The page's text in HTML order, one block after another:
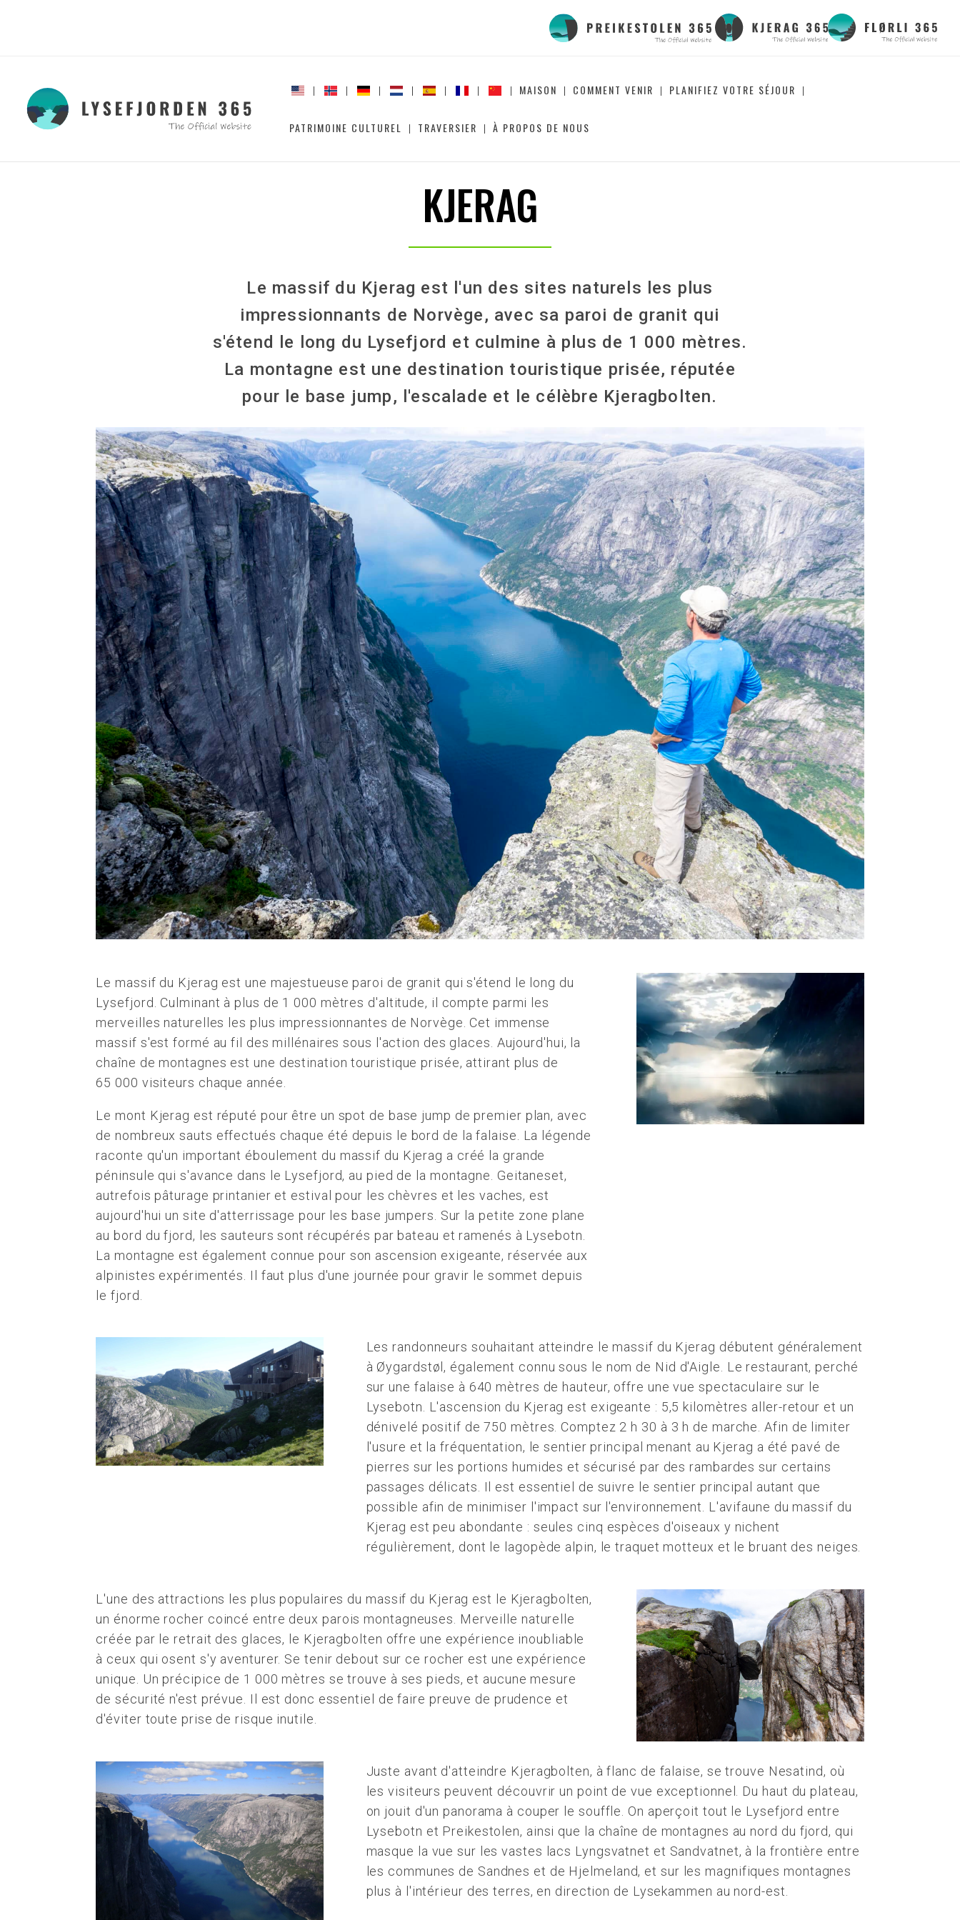
MAISON COMMENT VENIR PLANIFIEZ VOTRE SÉJOUR
PATRIMOINE CULTUREL TRAVERSIER À PROPOS DE NOUS
KJERAG
Le massif du Kjerag est l'un des sites naturels les plus
impressionnants de Norvège, avec sa paroi de granit qui
s'étend le long du Lysefjord et culmine à plus de 1 000 mètres.
La montagne est une destination touristique prisée, réputée
pour le base jump, l'escalade et le célèbre Kjeragbolten.
Le massif du Kjerag est une majestueuse paroi de granit qui s'étend le long du
Lysefjord. Culminant à plus de 1 000 mètres d'altitude, il compte parmi les
merveilles naturelles les plus impressionnantes de Norvège. Cet immense
massif s'est formé au fil des millénaires sous l'action des glaces. Aujourd'hui, la
chaîne de montagnes est une destination touristique prisée, attirant plus de
65 000 visiteurs chaque année.
Le mont Kjerag est réputé pour être un spot de base jump de premier plan, avec
de nombreux sauts effectués chaque été depuis le bord de la falaise. La légende
raconte qu'un important éboulement du massif du Kjerag a créé la grande
péninsule qui s'avance dans le Lysefjord, au pied de la montagne. Geitaneset,
autrefois pâturage printanier et estival pour les chèvres et les vaches, est
aujourd'hui un site d'atterrissage pour les base jumpers. Sur la petite zone plane
au bord du fjord, les sauteurs sont récupérés par bateau et ramenés à Lysebotn.
La montagne est également connue pour son ascension exigeante, réservée aux
alpinistes expérimentés. Il faut plus d'une journée pour gravir le sommet depuis
le fjord.
Les randonneurs souhaitant atteindre le massif du Kjerag débutent généralement
à Øygardstøl, également connu sous le nom de Nid d'Aigle. Le restaurant, perché
sur une falaise à 640 mètres de hauteur, offre une vue spectaculaire sur le
Lysebotn. L'ascension du Kjerag est exigeante : 5,5 kilomètres aller-retour et un
dénivelé positif de 750 mètres. Comptez 2 h 30 à 3 h de marche. Afin de limiter
l'usure et la fréquentation, le sentier principal menant au Kjerag a été pavé de
pierres sur les portions humides et sécurisé par des rambardes sur certains
passages délicats. Il est essentiel de suivre le sentier principal autant que
possible afin de minimiser l'impact sur l'environnement. L'avifaune du massif du
Kjerag est peu abondante : seules cinq espèces d'oiseaux y nichent
régulièrement, dont le lagopède alpin, le traquet motteux et le bruant des neiges.
L'une des attractions les plus populaires du massif du Kjerag est le Kjeragbolten,
un énorme rocher coincé entre deux parois montagneuses. Merveille naturelle
créée par le retrait des glaces, le Kjeragbolten offre une expérience inoubliable
à ceux qui osent s'y aventurer. Se tenir debout sur ce rocher est une expérience
unique. Un précipice de 1 000 mètres se trouve à ses pieds, et aucune mesure
de sécurité n'est prévue. Il est donc essentiel de faire preuve de prudence et
d'éviter toute prise de risque inutile.
Juste avant d'atteindre Kjeragbolten, à flanc de falaise, se trouve Nesatind, où
les visiteurs peuvent découvrir un point de vue exceptionnel. Du haut du plateau,
on jouit d'un panorama à couper le souffle. On aperçoit tout le Lysefjord entre
Lysebotn et Preikestolen, ainsi que la chaîne de montagnes au nord du fjord, qui
masque la vue sur les vastes lacs Lyngsvatnet et Sandvatnet, à la frontière entre
les communes de Sandnes et de Hjelmeland, et sur les magnifiques montagnes
plus à l'intérieur des terres, en direction de Lysekammen au nord-est.